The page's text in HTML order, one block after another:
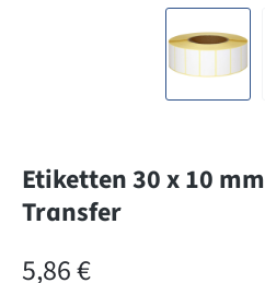
Etiketten 30 x 10
Transfer
Regulärer Preis:
5,86 €